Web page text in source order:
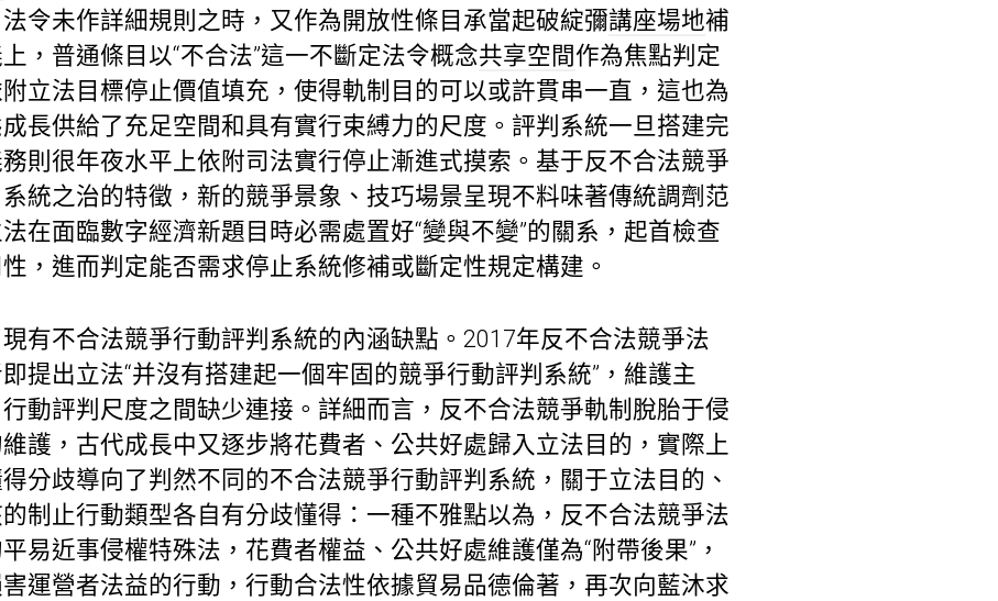
令未作詳細規則之時，又作為開放性條目承當起破綻彌講座場地補
，普通條目以“不合法”這一不斷定法令概念共享空間作為焦點判定
立法目標停止價值填充，使得軌制目的可以或許貫串一直，這也為
長供給了充足空間和具有實行束縛力的尺度。評判系統一旦搭建完
則很年夜水平上依附司法實行停止漸進式摸索。基于反不合法競爭
統之治的特徵，新的競爭景象、技巧場景呈現不料味著傳統調劑范
在面臨數字經濟新題目時必需處置好“變與不變”的關系，起首檢查
，進而判定能否需求停止系統修補或斷定性規定構建。
有不合法競爭行動評判系統的內涵缺點。2017年反不合法競爭法
提出立法“并沒有搭建起一個牢固的競爭行動評判系統”，維護主
動評判尺度之間缺少連接。詳細而言，反不合法競爭軌制脫胎于侵
護，古代成長中又逐步將花費者、公共好處歸入立法目的，實際上
分歧導向了判然不同的不合法競爭行動評判系統，關于立法目的、
制止行動類型各自有分歧懂得：一種不雅點以為，反不合法競爭法
易近事侵權特殊法，花費者權益、公共好處維護僅為“附帶後果”，
運營者法益的行動，行動合法性依據貿易品德倫著，再次向藍沐求